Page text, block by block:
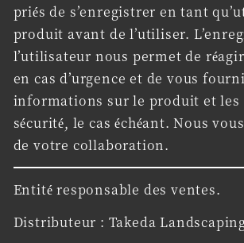
priés de s’enregistrer en tant
produit avant de l’utiliser.
l’utilisateur nous permet de
en cas d’urgence et de vous
informations sur le produit et les
sécurité, le cas échéant. Nous
de votre collaboration.
Entité responsable des ventes.
Distributeur : Takeda